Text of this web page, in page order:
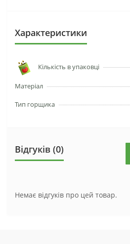
Характеристики
Кількість в упаковці
Матеріал
Тип горщика
Відгуків (0)
Немає відгуків про цей товар.